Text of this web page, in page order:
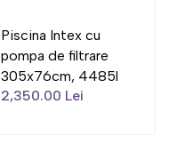
Piscina Intex cu
pompa de filtrare
305x76cm, 4485l
2,350.00 Lei